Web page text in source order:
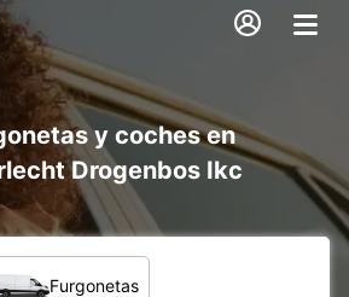
y coches en
Drogenbos Ikc
Furgonetas